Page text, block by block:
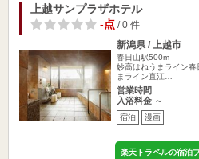
上越サンプラザホテル
-点/ 0 件
新潟県 / 上越市
春日山駅500m
妙高はねうまライン
まライン直江…
営業時間
入浴料金 ～
宿泊 漫画
楽天トラベルの宿泊